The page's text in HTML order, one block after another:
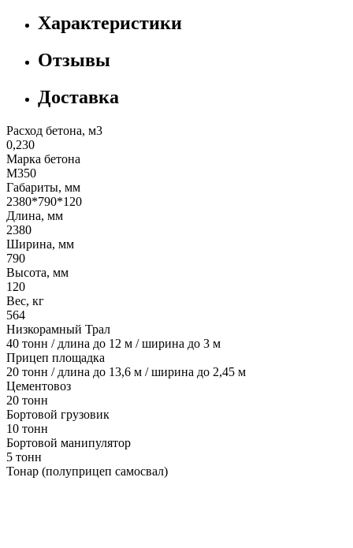
Характеристики
Отзывы
Доставка
Расход бетона, м3
0,230
Марка бетона
М350
Габариты, мм
2380*790*120
Длина, мм
2380
Ширина, мм
790
Высота, мм
120
Вес, кг
564
Низкорамный Трал
40 тонн / длина до 12 м / ширина до 3 м
Прицеп площадка
20 тонн / длина до 13,6 м / ширина до 2,45 м
Цементовоз
20 тонн
Бортовой грузовик
10 тонн
Бортовой манипулятор
5 тонн
Тонар (полуприцеп самосвал)